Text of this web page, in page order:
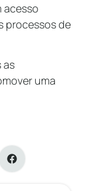
acesso
processos de
as
uma